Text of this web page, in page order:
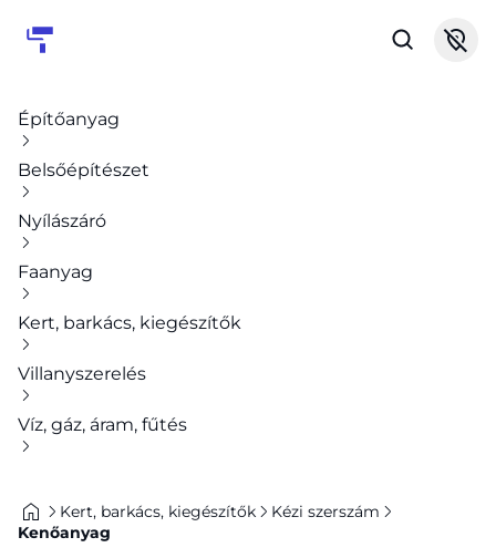
Építőanyag
Belsőépítészet
Nyílászáró
Faanyag
Kert, barkács, kiegészítők
Villanyszerelés
Víz, gáz, áram, fűtés
Kert, barkács, kiegészítők
Kézi szerszám
Kenőanyag